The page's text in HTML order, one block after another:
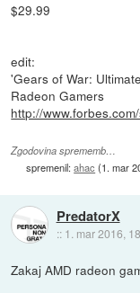
$29.99
edit:
'Gears of War:
Radeon Gamers
http://
Zgodovina sprememb…
spremenil:ahac (1. mar
PredatorX
:: 1. mar 2016,
Zakaj AMD radeon